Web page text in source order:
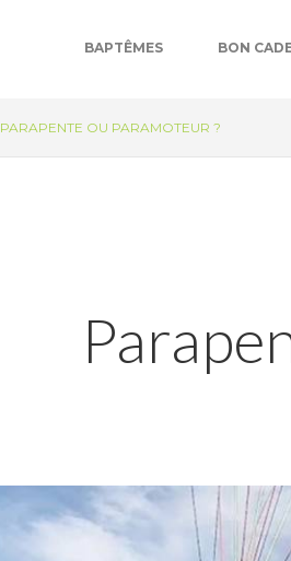
BAPTÊMES BON
PARAPENTE OU PARAMOTEUR ?